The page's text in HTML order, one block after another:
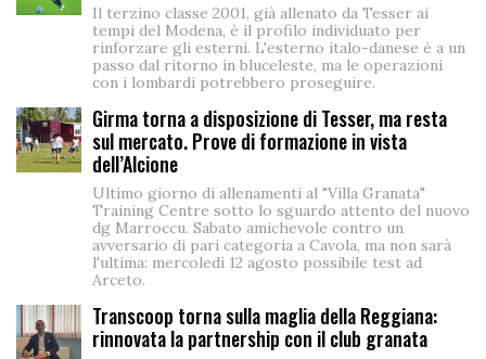
Il terzino classe 2001, già allenato da Tesser ai
tempi del Modena, è il profilo individuato per
rinforzare gli esterni. L'esterno italo-danese è a un
passo dal ritorno in bluceleste, ma le operazioni
con i lombardi potrebbero proseguire.
Girma torna a disposizione di Tesser, ma resta
sul mercato. Prove di formazione in vista
dell’Alcione
Ultimo giorno di allenamenti al "Villa Granata"
Training Centre sotto lo sguardo attento del nuovo
dg Marroccu. Sabato amichevole contro un
avversario di pari categoria a Cavola, ma non sarà
l'ultima: mercoledì 12 agosto possibile test ad
Arceto.
Transcoop torna sulla maglia della Reggiana:
rinnovata la partnership con il club granata